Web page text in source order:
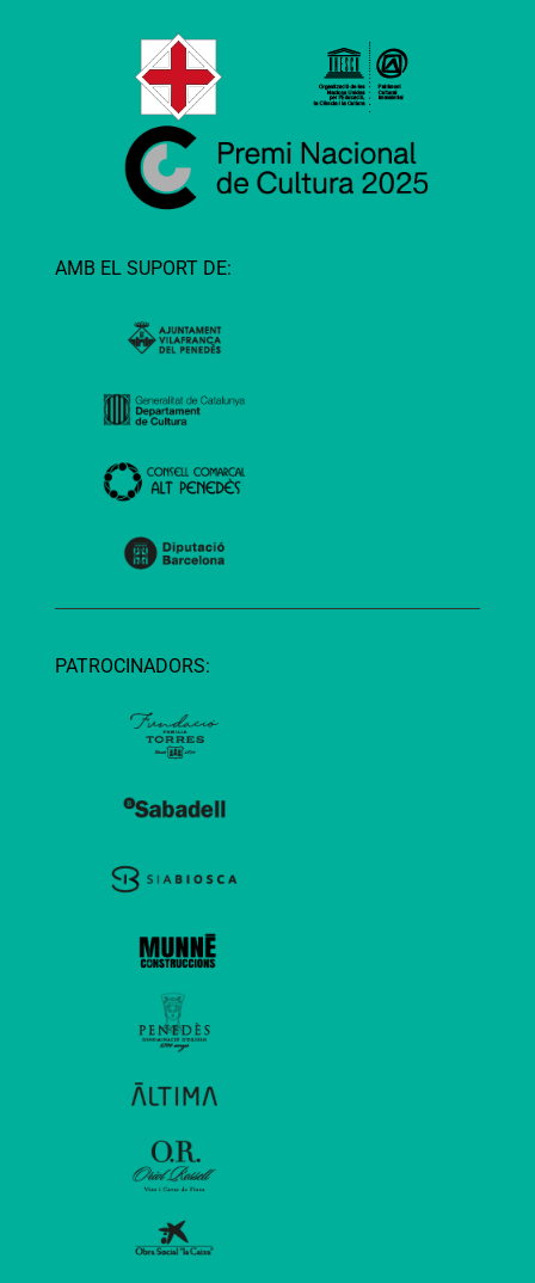
AMB EL SUPORT DE:
PATROCINADORS: